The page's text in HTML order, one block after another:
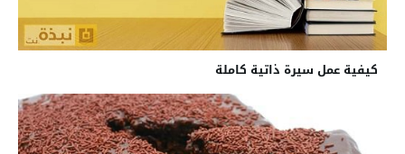
كيفية عمل سيرة ذاتية كاملة